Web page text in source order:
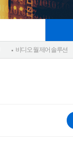
비디오 월 제어 솔루션